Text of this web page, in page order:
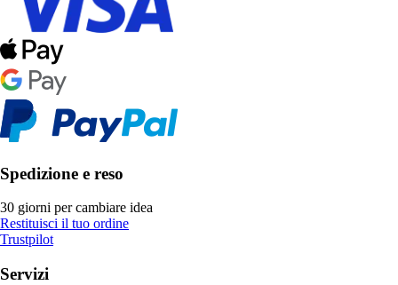
Spedizione e reso
30 giorni per cambiare idea
Restituisci il tuo ordine
Trustpilot
Servizi